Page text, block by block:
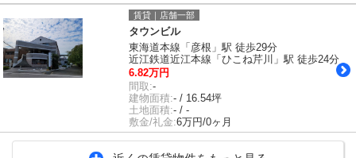
賃貸｜店舗一部
タウンビル
東海道本線「彦根」駅 徒歩29分
近江鉄道近江本線「ひこね芹川」駅 徒歩24分
6.82万円
間取:-
建物面積:- / 16.54坪
土地面積:- / -
敷金/礼金:6万円/0ヶ月